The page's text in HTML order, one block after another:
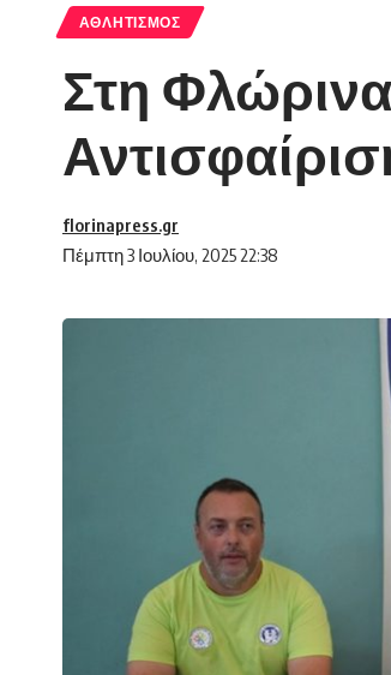
ΑΘΛΗΤΙΣΜΌΣ
Στη
Πέμπτη 3 Ιουλίου, 2025 22:38
florinapress.gr